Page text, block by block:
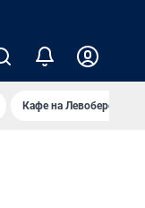
Кафе на Левобережье